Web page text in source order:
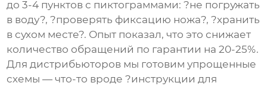
до 3-4 пунктов с пиктограммами: ?не погружать
в воду?, ?проверять фиксацию ножа?, ?хранить
в сухом месте?. Опыт показал, что это снижает
количество обращений по гарантии на 20-25%.
Для дистрибьюторов мы готовим упрощенные
схемы — что-то вроде ?инструкции для